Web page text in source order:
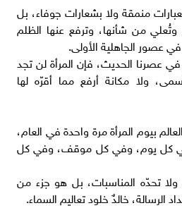
منمقة ولا بشعارات جوفاء، بل
من شأنها، وترفع عنها الظلم
عصور الجاهلية الأولى.
عصرنا الحديث، فإن المرأة لن تجد
ولا مكانة أرفع مما أقرّه لها
بيوم المرأة مرة واحدة في العام،
في كل يوم، وفي كل موقف، وفي كل
ولا تحدّه المناسبات، بل هو جزء من
الرسالة، خالدٌ خلود تعاليم السماء.